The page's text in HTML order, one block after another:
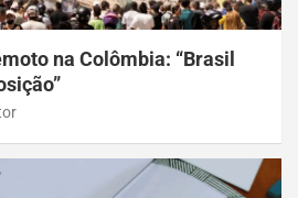
na Colômbia: “Brasil